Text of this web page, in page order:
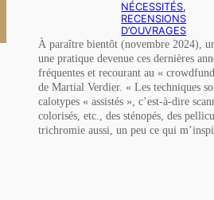
NÉCESSITÉS
RECENSIONS
D’OUVRAGES
À paraître bientôt (novembre 2024),
une pratique devenue ces dernières
fréquentes et recourant au «
de Martial Verdier. « Les techniques
calotypes « assistés », c’est-à-dire
colorisés, etc., des sténopés, des
trichromie aussi, un peu ce qui